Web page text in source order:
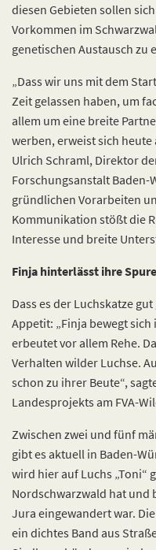
diesen Gebieten sollen
Vorkommen im
genetischen Austausch zu
„Dass wir uns mit dem
Zeit gelassen haben, um
allem um eine breite
werben, erweist sich heute
Ulrich Schraml, Direktor
Forschungsanstalt Baden-
gründlichen Vorarbeiten
Kommunikation stößt die
Interesse und breite
Finja hinterlässt ihre
Dass es der Luchskatze
Appetit: „Finja bewegt
erbeutet vor allem Rehe.
Verhalten wilder Luchse.
schon zu ihrer Beute“,
Landesprojekts am FVA-
Zwischen zwei und fünf
gibt es aktuell in Baden-
wird hier auf Luchs „Toni“
Nordschwarzwald hat und
Jura eingewandert war.
ein dichtes Band aus